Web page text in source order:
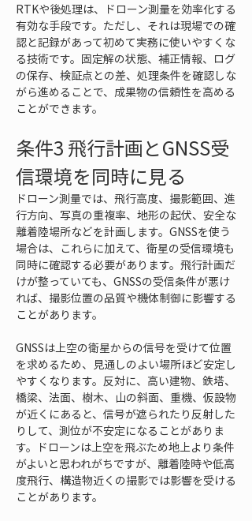
RTKや後処理は、ドローン測量を効率化する
有効な手段です。ただし、それは現場での確
認と記録があって初めて実務に使いやすくな
る技術です。固定解の状態、補正情報、ログ
の保存、検証点との差、処理条件を確認しな
がら進めることで、成果物の信頼性を高める
ことができます。
条件3 飛行計画とGNSS受
信環境を同時に見る
ドローン測量では、飛行高度、撮影範囲、進
行方向、写真の重複率、地形の起伏、安全な
離着陸場所などを計画します。GNSSを使う
場合は、これらに加えて、衛星の受信環境も
同時に確認する必要があります。飛行計画だ
けが整っていても、GNSSの受信条件が悪け
れば、撮影位置の品質や機体制御に影響する
ことがあります。
GNSSは上空の衛星からの信号を受けて位置
を求めるため、見通しのよい場所ほど安定し
やすくなります。反対に、高い建物、鉄塔、
橋梁、法面、樹木、山の斜面、重機、仮設物
が近くにあると、信号が遮られたり反射した
りして、測位が不安定になることがありま
す。ドローンは上空を飛ぶため地上より条件
がよいと思われがちですが、離着陸時や低高
度飛行、構造物近くの撮影では影響を受ける
ことがあります。